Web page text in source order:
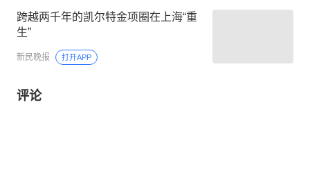
跨越两千年的凯尔特金项圈在上海“重
生”
新民晚报 打开APP
评论